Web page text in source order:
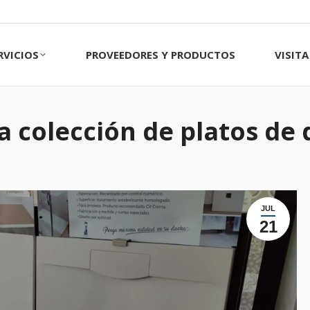
PROVEEDORES Y PRODUCTOS VISITA
colección de platos de
JUL
21
PROVEEDORES Y PRODUCTOS VISITA